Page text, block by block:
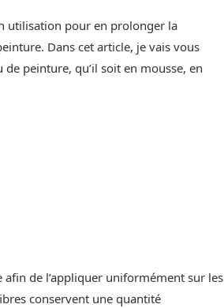
utilisation pour en prolonger la
Dans cet article, je vais vous
peinture, qu’il soit en mousse, en
de l’appliquer uniformément sur les
conservent une quantité